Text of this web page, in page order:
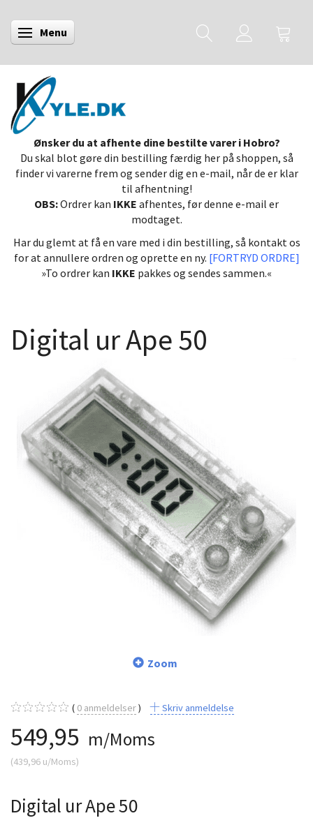
Skifte navigation
Menu
Ønsker du at afhente dine bestilte varer i Hobro?
Du skal blot gøre din bestilling færdig her på shoppen, så
finder vi varerne frem og sender dig en e-mail, når de er klar
til afhentning!
OBS:Ordrer kan IKKE afhentes, før denne e-mail er
modtaget.
Har du glemt at få en vare med i din bestilling, så kontakt os
for at annullere ordren og oprette en ny. [FORTRYD ORDRE]
»To ordrer kan IKKE pakkes og sendes sammen.«
Digital ur Ape 50
Zoom
0 anmeldelser Skriv anmeldelse
549,95 m/Moms
(439,96 u/Moms)
Digital ur Ape 50